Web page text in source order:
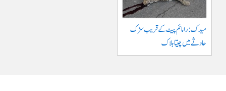
میدک: رامائم پیٹ کے قریب سڑک
حادثے میں چیتا ہلاک